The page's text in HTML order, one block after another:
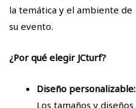
la temática y el ambiente de
su evento.
¿Por qué elegir JCturf?
Diseño personalizable:
Los tamaños y diseños